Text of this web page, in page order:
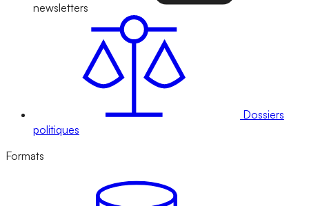
newsletters
Dossiers
politiques
Formats